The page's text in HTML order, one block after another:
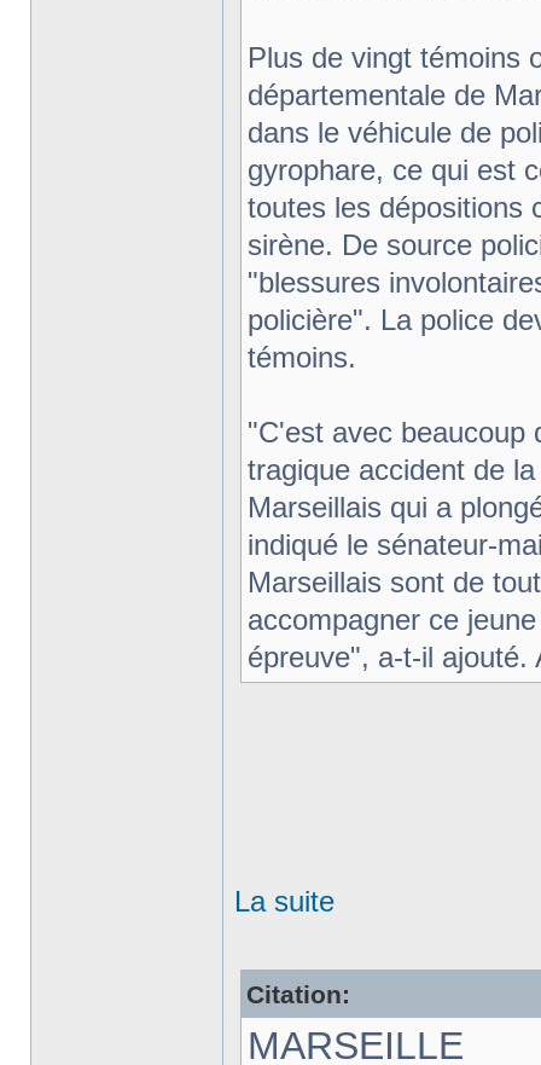
Plus de vingt témoins
départementale de
dans le véhicule de
gyrophare, ce qui est
toutes les dépositions
sirène. De source
"blessures
policière". La police
témoins.
"C'est avec beaucoup
tragique accident de
Marseillais qui a
indiqué le sénateur-
Marseillais sont de
accompagner ce
épreuve", a-t-il ajouté.
La suite
Citation:
MARSEILLE